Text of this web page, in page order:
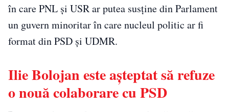
în care PNL și USR ar putea susține din Parlament
un guvern minoritar în care nucleul politic ar fi
format din PSD și UDMR.
Ilie Bolojan este așteptat să refuze
o nouă colaborare cu PSD